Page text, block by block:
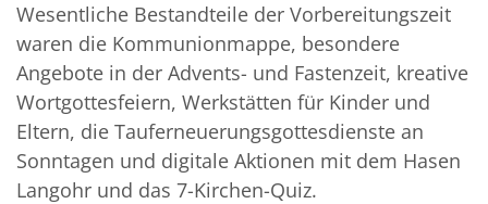
Wesentliche Bestandteile der Vorbereitungszeit
waren die Kommunionmappe, besondere
Angebote in der Advents- und Fastenzeit, kreative
Wortgottesfeiern, Werkstätten für Kinder und
Eltern, die Tauferneuerungsgottesdienste an
Sonntagen und digitale Aktionen mit dem Hasen
Langohr und das 7-Kirchen-Quiz.